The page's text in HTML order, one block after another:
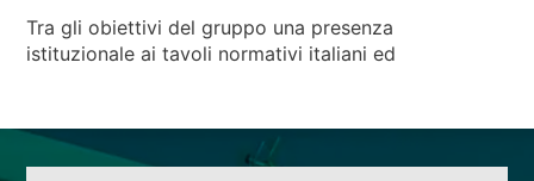
Tra gli obiettivi del gruppo una presenza
istituzionale ai tavoli normativi italiani ed